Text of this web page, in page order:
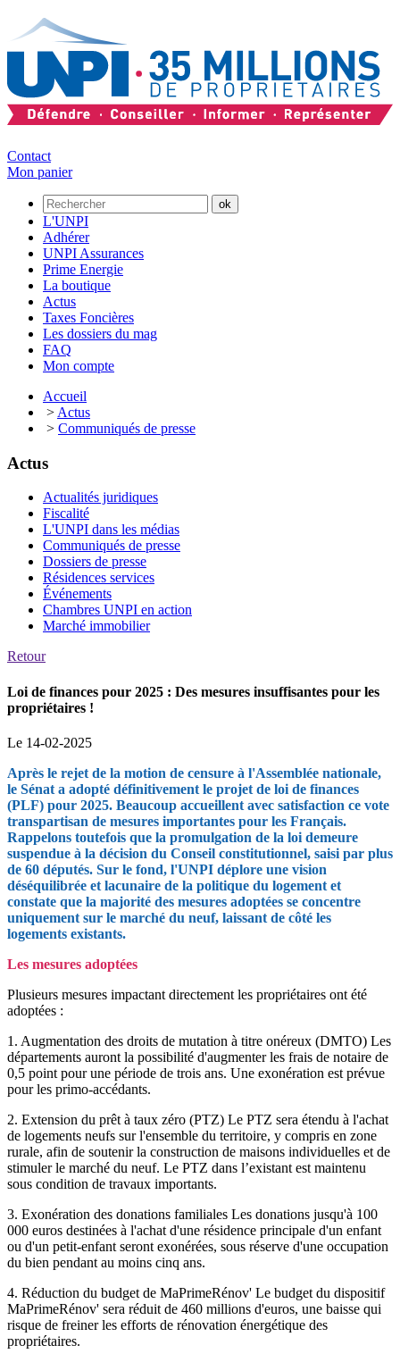
Contact
Mon panier
L'UNPI
Adhérer
UNPI Assurances
Prime Energie
La boutique
Actus
Taxes Foncières
Les dossiers du mag
FAQ
Mon compte
Accueil
> Actus
> Communiqués de presse
Actus
Actualités juridiques
Fiscalité
L'UNPI dans les médias
Communiqués de presse
Dossiers de presse
Résidences services
Événements
Chambres UNPI en action
Marché immobilier
Retour
Loi de finances pour 2025 : Des mesures insuffisantes pour les
propriétaires !
Le 14-02-2025
Après le rejet de la motion de censure à l'Assemblée nationale,
le Sénat a adopté définitivement le projet de loi de finances
(PLF) pour 2025. Beaucoup accueillent avec satisfaction ce vote
transpartisan de mesures importantes pour les Français.
Rappelons toutefois que la promulgation de la loi demeure
suspendue à la décision du Conseil constitutionnel, saisi par plus
de 60 députés. Sur le fond, l'UNPI déplore une vision
déséquilibrée et lacunaire de la politique du logement et
constate que la majorité des mesures adoptées se concentre
uniquement sur le marché du neuf, laissant de côté les
logements existants.
Les mesures adoptées
Plusieurs mesures impactant directement les propriétaires ont été
adoptées :
1. Augmentation des droits de mutation à titre onéreux (DMTO) Les
départements auront la possibilité d'augmenter les frais de notaire de
0,5 point pour une période de trois ans. Une exonération est prévue
pour les primo-accédants.
2. Extension du prêt à taux zéro (PTZ) Le PTZ sera étendu à l'achat
de logements neufs sur l'ensemble du territoire, y compris en zone
rurale, afin de soutenir la construction de maisons individuelles et de
stimuler le marché du neuf. Le PTZ dans l’existant est maintenu
sous condition de travaux importants.
3. Exonération des donations familiales Les donations jusqu'à 100
000 euros destinées à l'achat d'une résidence principale d'un enfant
ou d'un petit-enfant seront exonérées, sous réserve d'une occupation
du bien pendant au moins cinq ans.
4. Réduction du budget de MaPrimeRénov' Le budget du dispositif
MaPrimeRénov' sera réduit de 460 millions d'euros, une baisse qui
risque de freiner les efforts de rénovation énergétique des
propriétaires.